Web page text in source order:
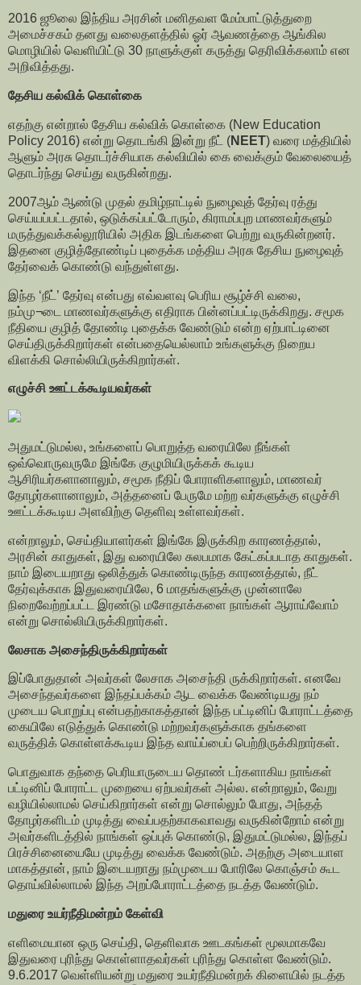
2016 ஜூலை இந்திய அரசின் மனிதவள மேம்பாட்டுத்துறை
அமைச்சகம் தனது வலைதளத்தில் ஓர் ஆவணத்தை ஆங்கில
மொழியில் வெளியிட்டு 30 நாளுக்குள் கருத்து தெரிவிக்கலாம் என
அறிவித்தது.
தேசிய கல்விக் கொள்கை
எதற்கு என்றால் தேசிய கல்விக் கொள்கை (New Education
Policy 2016) என்று தொடங்கி இன்று நீட் (NEET) வரை மத்தியில்
ஆளும் அரசு தொடர்ச்சியாக கல்வியில் கை வைக்கும் வேலையைத்
தொடர்ந்து செய்து வருகின்றது.
2007ஆம் ஆண்டு முதல் தமிழ்நாட்டில் நுழைவுத் தேர்வு ரத்து
செய்யப்பட்டதால், ஒடுக்கப்பட்டோரும், கிராமப்புற மாணவர்களும்
மருத்துவக்கல்லூரியில் அதிக இடங்களை பெற்று வருகின்றனர்.
இதனை குழித்தோண்டிப் புதைக்க மத்திய அரசு தேசிய நுழைவுத்
தேர்வைக் கொண்டு வந்துள்ளது.
இந்த ‘நீட்’ தேர்வு என்பது எவ்வளவு பெரிய சூழ்ச்சி வலை,
நம்மு¬டை மாணவர்களுக்கு எதிராக பின்னப்பட்டிருக்கிறது. சமூக
நீதியை குழித் தோண்டி புதைக்க வேண்டும் என்ற ஏற்பாட்டினை
செய்திருக்கிறார்கள் என்பதையெல்லாம் உங்களுக்கு நிறைய
விளக்கி சொல்லியிருக்கிறார்கள்.
எழுச்சி ஊட்டக்கூடியவர்கள்
அதுமட்டுமல்ல, உங்களைப் பொறுத்த வரையிலே நீங்கள்
ஒவ்வொருவருமே இங்கே குழுமியிருக்கக் கூடிய
ஆசிரியர்களானாலும், சமூக நீதிப் போராளிகளாலும், மாணவர்
தோழர்களானாலும், அத்தனைப் பேருமே மற்ற வர்களுக்கு எழுச்சி
ஊட்டக்கூடிய அளவிற்கு தெளிவு உள்ளவர்கள்.
என்றாலும், செய்தியாளர்கள் இங்கே இருக்கிற காரணத்தால்,
அரசின் காதுகள், இது வரையிலே சுலபமாக கேட்கப்படாத காதுகள்.
நாம் இடையறாது ஒலித்துக் கொண்டிருந்த காரணத்தால், நீட்
தேர்வுக்காக இதுவரையிலே, 6 மாதங்களுக்கு முன்னாலே
நிறைவேற்றப்பட்ட இரண்டு மசோதாக்களை நாங்கள் ஆராய்வோம்
என்று சொல்லியிருக்கிறார்கள்.
லேசாக அசைந்திருக்கிறார்கள்
இப்போதுதான் அவர்கள் லேசாக அசைந்தி ருக்கிறார்கள். எனவே
அசைந்தவர்களை இந்தப்பக்கம் ஆட வைக்க வேண்டியது நம்
முடைய பொறுப்பு என்பதற்காகத்தான் இந்த பட்டினிப் போராட்டத்தை
கையிலே எடுத்துக் கொண்டு மற்றவர்களுக்காக தங்களை
வருத்திக் கொள்ளக்கூடிய இந்த வாய்ப்பைப் பெற்றிருக்கிறார்கள்.
பொதுவாக தந்தை பெரியாருடைய தொண் டர்களாகிய நாங்கள்
பட்டினிப் போராட்ட முறையை ஏற்பவர்கள் அல்ல. என்றாலும், வேறு
வழியில்லாமல் செய்கிறார்கள் என்று சொல்லும் போது, அந்தத்
தோழர்களிடம் முடித்து வைப்பதற்காகவாவது வருகின்றோம் என்று
அவர்களிடத்தில் நாங்கள் ஒப்புக் கொண்டு, இதுமட்டுமல்ல, இந்தப்
பிரச்சினையையே முடித்து வைக்க வேண்டும். அதற்கு அடையாள
மாகத்தான், நாம் இடையறாது நம்முடைய போரிலே கொஞ்சம் கூட
தொய்வில்லாமல் இந்த அறப்போராட்டத்தை நடத்த வேண்டும்.
மதுரை உயர்நீதிமன்றம் கேள்வி
எளிமையான ஒரு செய்தி, தெளிவாக ஊடகங்கள் மூலமாகவே
இதுவரை புரிந்து கொள்ளாதவர்கள் புரிந்து கொள்ள வேண்டும்.
9.6.2017 வெள்ளியன்று மதுரை உயர்நீதிமன்றக் கிளையில் நடத்த